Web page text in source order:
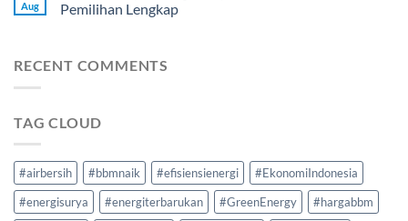
Aug
Pemilihan Lengkap
RECENT COMMENTS
TAG CLOUD
#airbersih #bbmnaik #efisiensienergi
#EkonomiIndonesia
#energisurya
#energiterbarukan #GreenEnergy
#hargabbm